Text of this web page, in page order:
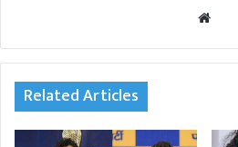
te
Related Articles